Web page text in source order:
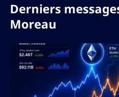
Derniers
Moreau